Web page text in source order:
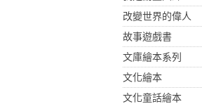
改變世界的偉人
故事遊戲書
文庫繪本系列
文化繪本
文化童話繪本